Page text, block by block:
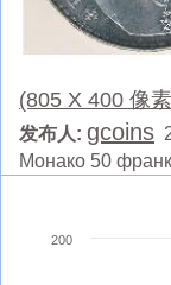
(805 X 400 像
发布人: gcoins
Монако 50